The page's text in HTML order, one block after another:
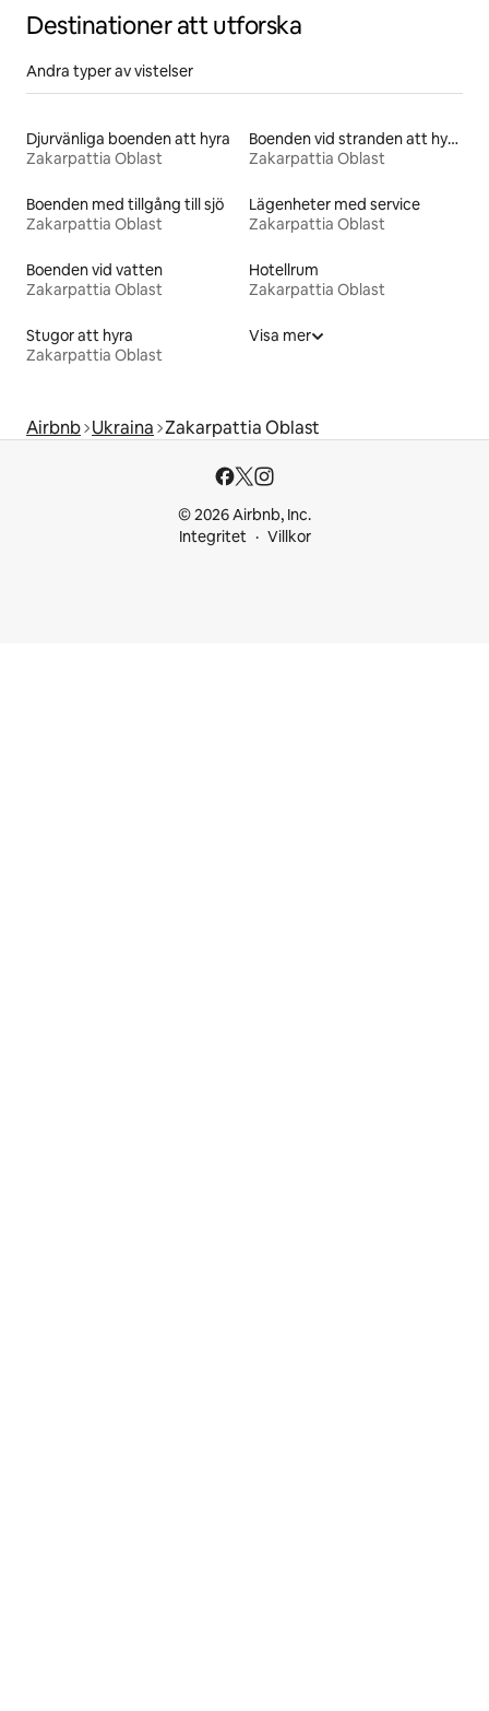
Destinationer att utforska
Andra typer av vistelser
Djurvänliga boenden att hyra
Zakarpattia Oblast
Boenden vid stranden att hyra
Zakarpattia Oblast
Boenden med tillgång till sjö
Zakarpattia Oblast
Lägenheter med service
Zakarpattia Oblast
Boenden vid vatten
Zakarpattia Oblast
Hotellrum
Zakarpattia Oblast
Stugor att hyra
Zakarpattia Oblast
Visa mer
Airbnb Ukraina Zakarpattia Oblast
© 2026 Airbnb, Inc.
Integritet
Villkor